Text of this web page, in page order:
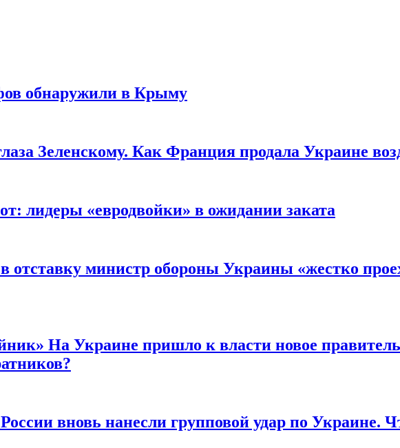
обнаружили в Крыму
Зеленскому. Как Франция продала Украине
лидеры «евродвойки» в ожидании заката
отставку министр обороны Украины «жестко
На Украине пришло к власти новое
вновь нанесли групповой удар по Украине.